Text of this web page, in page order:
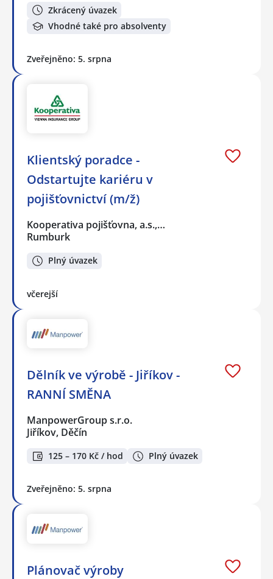
Zkrácený úvazek
Vhodné také pro absolventy
Zveřejněno: 5. srpna
Klientský poradce -
Odstartujte kariéru v
pojišťovnictví (m/ž)
Kooperativa pojišťovna, a.s.,…
Rumburk
Plný úvazek
včerejší
Dělník ve výrobě - Jiříkov -
RANNÍ SMĚNA
ManpowerGroup s.r.o.
Jiříkov, Děčín
125 – 170 Kč / hod Plný úvazek
Zveřejněno: 5. srpna
Plánovač výroby